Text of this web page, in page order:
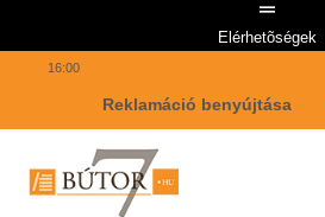
Elérhetõségek
16:00
Reklamáció benyújtása